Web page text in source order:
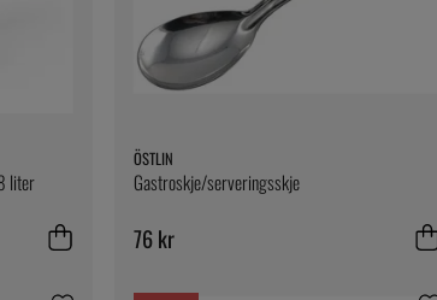
liter
ÖSTLIN
Gastroskje/serveringsskje
76 kr